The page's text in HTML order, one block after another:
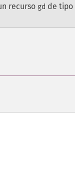
recurso gd de tipo